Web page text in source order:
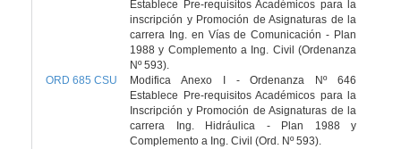
Establece Pre-requisitos Académicos para la
inscripción y Promoción de Asignaturas de la
carrera Ing. en Vías de Comunicación - Plan
1988 y Complemento a Ing. Civil (Ordenanza
Nº 593).
ORD 685 CSU
Modifica Anexo I - Ordenanza Nº 646
Establece Pre-requisitos Académicos para la
Inscripción y Promoción de Asignaturas de la
carrera Ing. Hidráulica - Plan 1988 y
Complemento a Ing. Civil (Ord. Nº 593).